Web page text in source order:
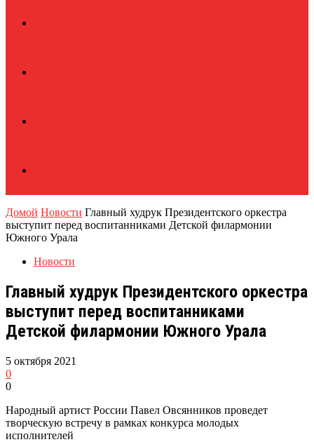
Домой Новости Главный худрук Президентского оркестра
выступит перед воспитанниками Детской филармонии
Южного Урала
Новости
Главный худрук Президентского оркестра
выступит перед воспитанниками
Детской филармонии Южного Урала
5 октября 2021
0
0
Народный артист России Павел Овсянников проведет
творческую встречу в рамках конкурса молодых
исполнителей